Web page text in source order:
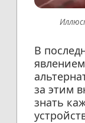
В
за этим
знать